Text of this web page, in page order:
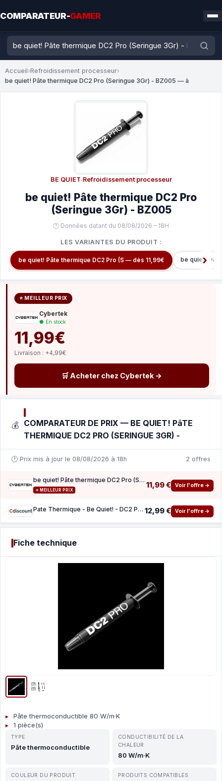
COMPARATEUR-GAMER
Accueil›Refroidissement processeur›
be quiet! Pâte thermique DC2 Pro (Seringue 3Gr) - BZ005 — à
BE QUIET·Refroidissement processeur
be quiet! Pâte thermique DC2 Pro
(Seringue 3Gr) - BZ005
🕐 Données datant du 08/08/2026 – 18H
LES VARIANTES DU PRODUIT :
be quiet! Pâte thermique DC2 Pro (S — dès 11,99€ be quiet!
⭐ MEILLEUR PRIX
Cybertek
● En stock
11,99€
Livraison : +4,99€
🛒 Acheter chez Cybertek →
💰 COMPARATEUR DE PRIX — BE QUIET! PâTE
THERMIQUE DC2 PRO (SERINGUE 3GR) -
🕐 Prix mis à jour le 08/08/2026 à 18h 2 offres
be quiet! Pâte thermique DC2 Pro (Seringue 3Gr) - BZ005
⭐ MEILLEUR PRIX
11,99 € Voir l'offre →
Pate Thermique - Be Quiet! - DC2 Pro - Couleur White - Compatible LGA1150 - Dissipation Op 12,99 € Voir l'offre →
Fiche technique
Pâte thermoconductible 80 W/m·K
1 pièce(s)
TYPE
Pâte thermoconductible
СONDUCTIBILITÉ DE LA
CHALEUR
80 W/m·K
COULEUR DU PRODUIT PRODUITS COMPATIBLES